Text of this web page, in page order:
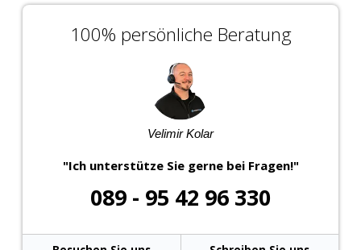
100% persönliche Beratung
Velimir Kolar
"Ich unterstütze Sie gerne bei Fragen!"
089 - 95 42 96 330